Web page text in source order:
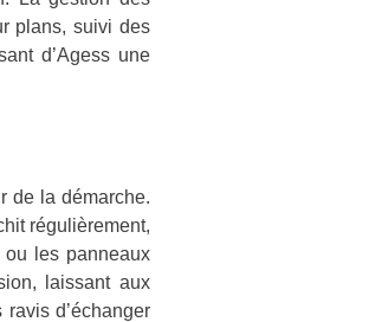
plans, suivi des
d’Agess une
de la démarche.
régulièrement,
les panneaux
laissant aux
d’échanger